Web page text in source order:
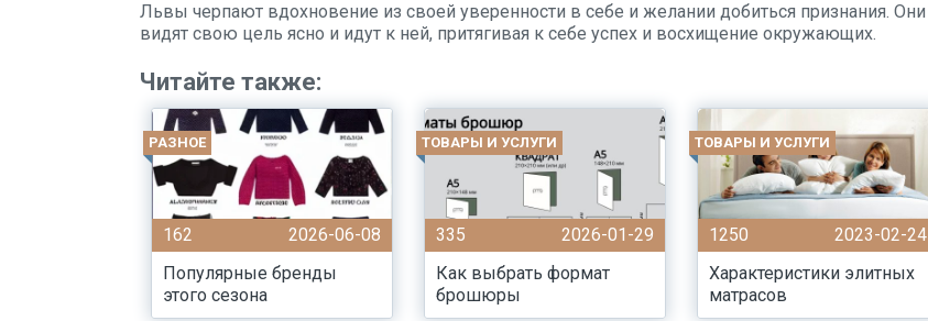
Львы черпают вдохновение из своей уверенности в себе и желании добиться признания. Они
видят свою цель ясно и идут к ней, притягивая к себе успех и восхищение окружающих.
Читайте также:
РАЗНОЕ
162
2026-06-08
Популярные бренды
этого сезона
ТОВАРЫ И УСЛУГИ
335
2026-01-29
Как выбрать формат
брошюры
ТОВАРЫ И УСЛУГИ
1250
2023-02-24
Характеристики элитных
матрасов